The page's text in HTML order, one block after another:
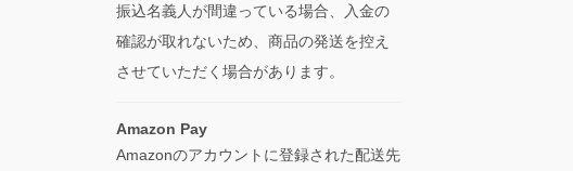
振込名義人が間違っている場合、入金の
確認が取れないため、商品の発送を控え
させていただく場合があります。
Amazon Pay
Amazonのアカウントに登録された配送先